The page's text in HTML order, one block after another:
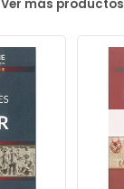
Ver más productos